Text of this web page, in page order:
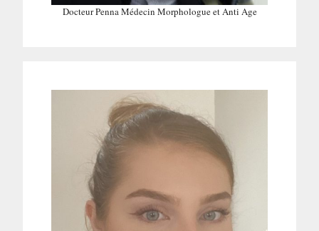
Docteur Penna Médecin Morphologue et Anti Age